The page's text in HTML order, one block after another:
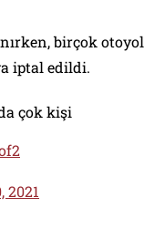
birçok otoyol
iptal edildi.
çok kişi
2021